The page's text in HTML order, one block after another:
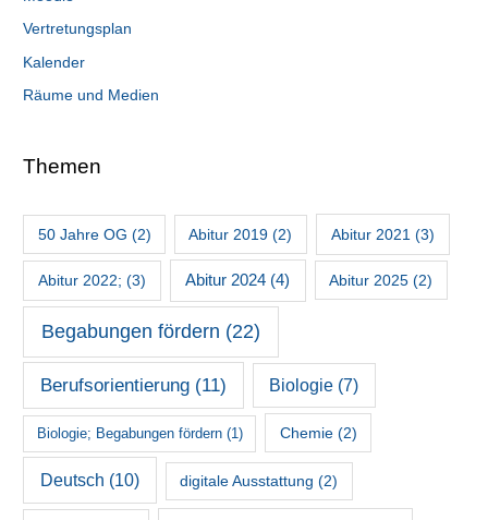
Vertretungsplan
Kalender
Räume und Medien
Themen
50 Jahre OG (2) Abitur 2019 (2) Abitur 2021 (3)
Abitur 2022; (3) Abitur 2024 (4) Abitur 2025 (2)
Begabungen fördern (22)
Berufsorientierung (11) Biologie (7)
Biologie; Begabungen fördern(1) Chemie(2)
Deutsch (10) digitale Ausstattung (2)